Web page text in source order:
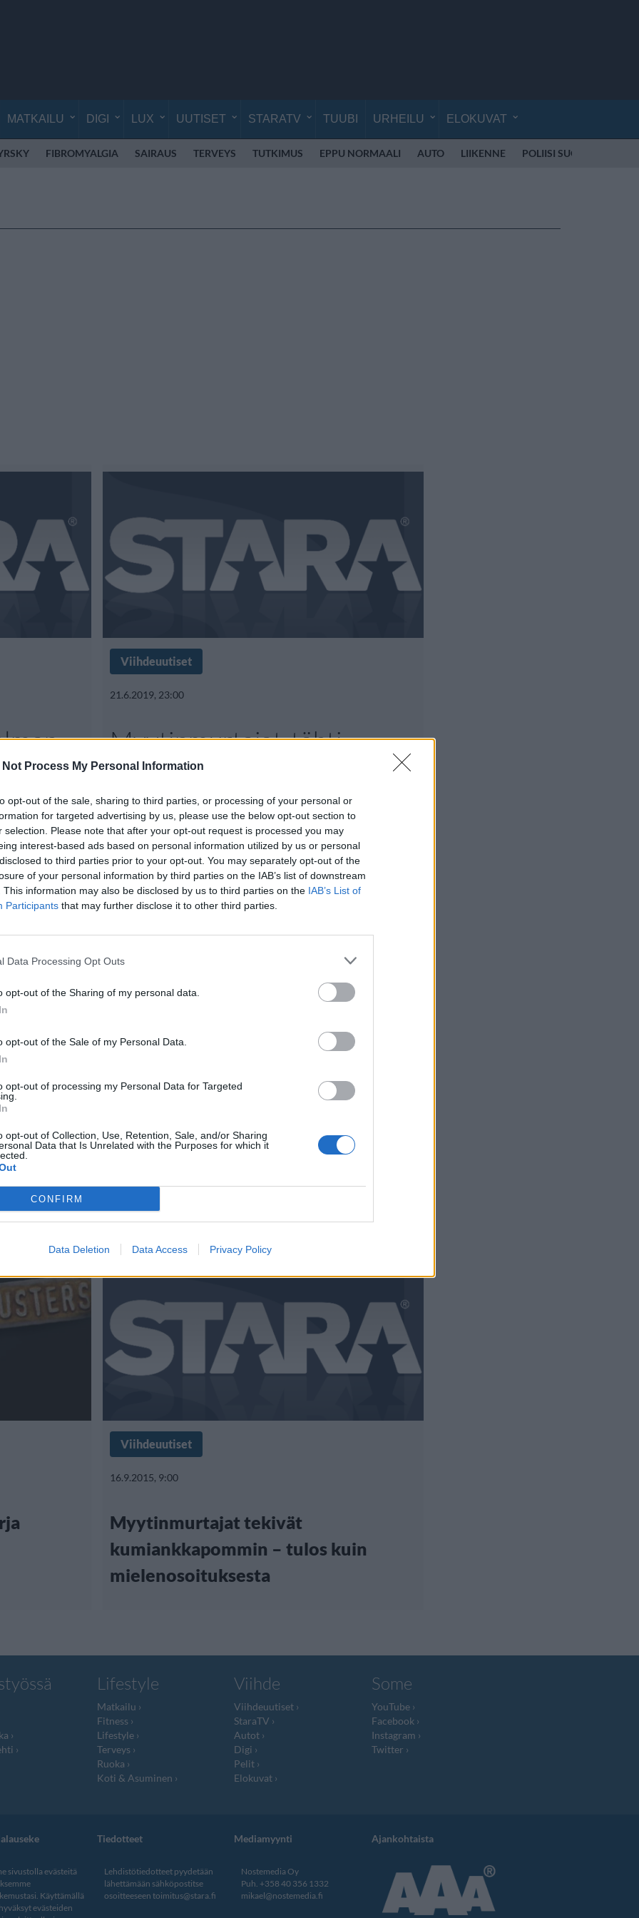
Not Process My Personal Information
opt-out of the sale, sharing to third parties, or processing of your personal or
for targeted advertising by us, please use the below opt-out section to
selection. Please note that after your opt-out request is processed you may
interest-based ads based on personal information utilized by us or personal
to third parties prior to your opt-out. You may separately opt-out of the
of your personal information by third parties on the IAB’s list of downstream
This information may also be disclosed by us to third parties on the IAB’s List of
Participants that may further disclose it to other third parties.
Data Processing Opt Outs
opt-out of the Sharing of my personal data.
opt-out of the Sale of my Personal Data.
opt-out of processing my Personal Data for Targeted
opt-out of Collection, Use, Retention, Sale, and/or Sharing
Data that Is Unrelated with the Purposes for which it
CONFIRM
Data Deletion Data Access Privacy Policy
MATKAILU DIGI LUX UUTISET STARATV TUUBI URHEILU ELOKUVAT
FIBROMYALGIA SAIRAUS TERVEYS TUTKIMUS EPPU NORMAALI AUTO LIIKENNE POLIISI SUOMI
Adam
väitetään
Viihdeuutiset
21.6.2019, 23:00
Myytinmurtajat-tähti
rakensi tosielämän Iron Man
-puvun – kykenee jopa
lentämään
Supersankari Iron Manin luodinkestävä ja lentävä
puku ei ole enää
muistuttaa
toinen
päättyy
Viihdeuutiset
16.9.2015, 9:00
Myytinmurtajat tekivät
kumiankkapommin – tulos kuin
mielenosoituksesta
Lifestyle
Matkailu
Fitness
Lifestyle
Terveys
Ruoka
Koti & Asuminen
Viihde
Viihdeuutiset
StaraTV
Autot
Digi
Pelit
Elokuvat
Some
YouTube
Facebook
Instagram
Twitter
sivustolla evästeitä
Käyttämällä
evästeiden
Tiedotteet
Lehdistötiedotteet pyydetään
lähettämään sähköpostitse
osoitteeseen toimitus@stara.fi
Mediamyynti
Nostemedia Oy
Puh. +358 40 356 1332
mikael@nostemedia.fi
Ajankohtaista